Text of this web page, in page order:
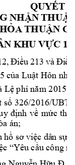
QUYẾT
NHẬN
THUẬN
KHU VỰC 1
, Điều 213 và Điều
của Luật Hôn
Lệ phí năm 2015;
số 326/2016/
định về mức
án;
hồ sơ việc dân sự
“Yêu cầu công